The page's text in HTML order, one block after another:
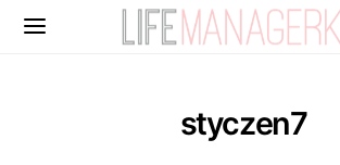
styczen7